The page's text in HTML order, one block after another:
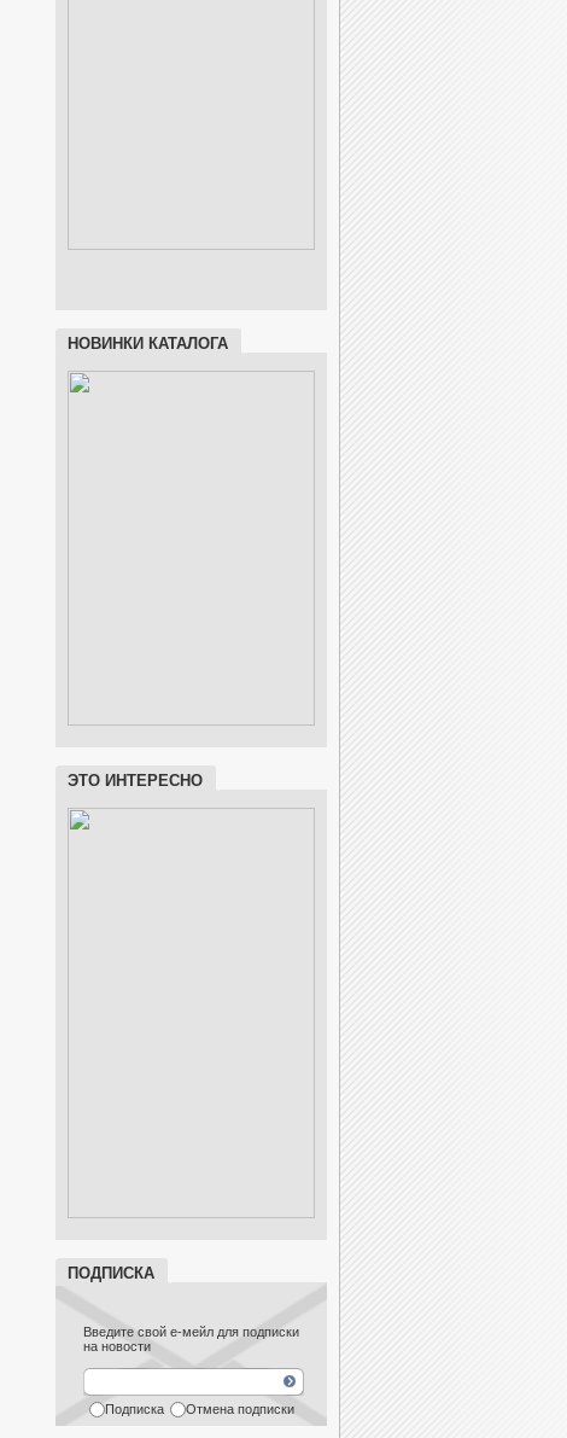
НОВИНКИ КАТАЛОГА
ЭТО ИНТЕРЕСНО
ПОДПИСКА
Введите свой е-мейл для подписки
на новости
Подписка Отмена подписки